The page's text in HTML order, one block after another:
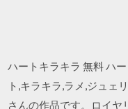
ハートキラキラ 無料 ハ
ト,キラキラ,ラメ,ジュェ
さんの作品です。ロイヤ